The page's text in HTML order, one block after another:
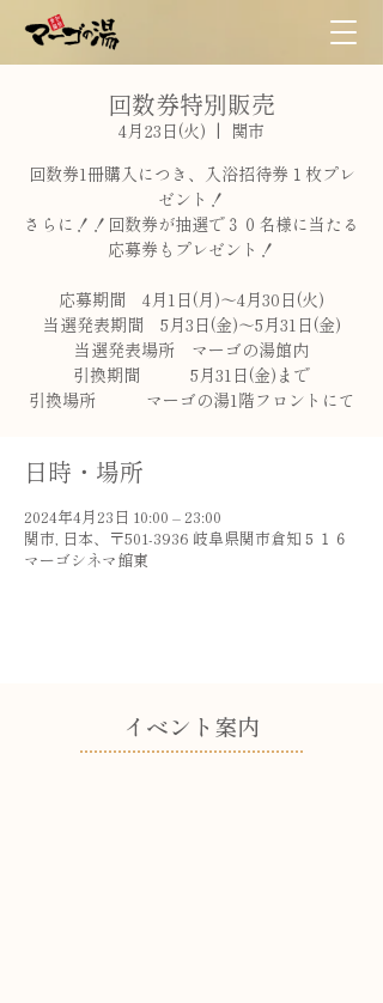
回数券特別販売
4月23日(火)
  |
関市
回数券1冊購入につき、入浴招待券１枚プレ
ゼント！
さらに！！回数券が抽選で３０名様に当たる
応募券もプレゼント！
応募期間 4月1日(月)～4月30日(火)
当選発表期間 5月3日(金)～5月31日(金)
当選発表場所 マーゴの湯館内
引換期間 5月31日(金)まで
引換場所 マーゴの湯1階フロントにて
日時・場所
2024年4月23日 10:00 – 23:00
関市, 日本、〒501-3936 岐阜県関市倉知５１６
マーゴシネマ館東
​イベント案内